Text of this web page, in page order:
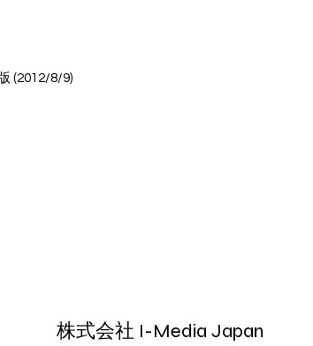
版 (2012/8/9)
株式会社 I-Media Japan